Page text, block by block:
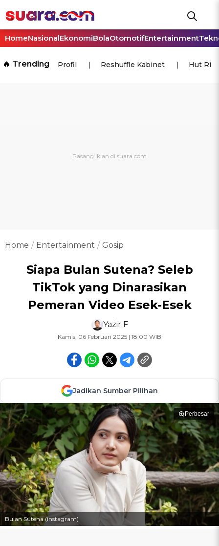
HomeNasionalEkonomiBolaOtomotifEntertainment
🔥 Trending Profil Reshuffle Kabinet Hut Ri
Home Entertainment Gosip
Siapa Bulan Sutena? Seleb
TikTok yang Dinarasikan
Pemeran Video Esek-Esek
Yazir F
Kamis, 06 Februari 2025 | 18:00 WIB
Jadikan Sumber Pilihan
Perbesar
Bulan Sutena (instagram)